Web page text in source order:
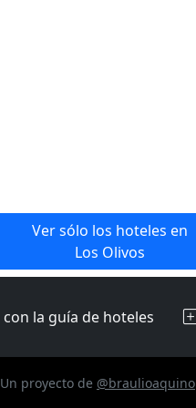
Ver sólo los hoteles en
Los Olivos
con la guía de hoteles
Un proyecto de @braulioaquino